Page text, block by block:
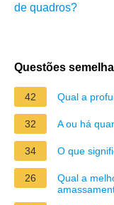
de quadros?
Questões
42 Qual a
32 A ou há
34 O que
26
Qual a